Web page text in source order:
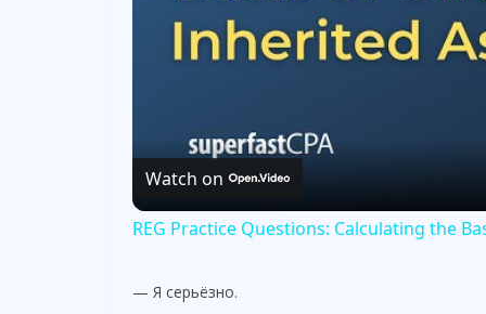
Watch on
REG Practice Questions: Calculating the
— Я серьёзно.